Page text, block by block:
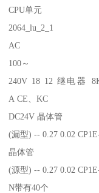
CPU单元
2064_lu_2_1
AC
100～
240V 18 12 继电器
A CE、KC
DC24V 晶体管
(漏型) -- 0.27 0.02
晶体管
(源型) -- 0.27 0.02
N带有40个